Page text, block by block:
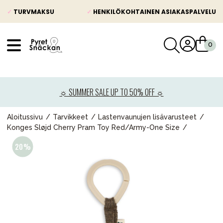
✓ TURVMAKSU ✓ HENKILÖKOHTAINEN ASIAKASPALVELU
☼ SUMMER SALE UP TO 50% OFF ☼
Aloitussivu Tarvikkeet
Lastenvaunujen lisävarusteet
Konges Sløjd Cherry Pram Toy Red/Army-One Size
Lastenvaunut
Lasten turvaistuimet
Lelut ja pelit
Äiti & Isä
Huonekalut & vuodevaatteet